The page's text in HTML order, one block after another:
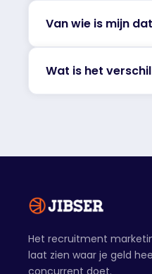
Van wie is mijn
Wat is het
Het recruitment
laat zien waar je geld
concurrent doet.